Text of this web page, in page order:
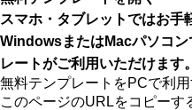
スマホ・タブレットではお手
WindowsまたはMacパソコ
レートがご利用いただけます。
無料テンプレートをPCで利
このページのURLをコピーす